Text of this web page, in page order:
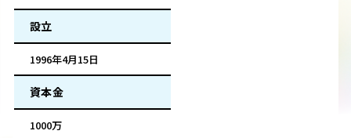
設立
1996年4月15日
資本金
1000万